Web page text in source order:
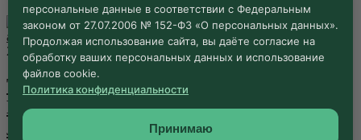
20.05.2026 ·
Театр крон и красок: яблони «Садов
Бэллы» для авторских сценариев
ландшафта
персональные данные в соответствии с Федеральным
законом от 27.07.2006 № 152-ФЗ «О персональных данных».
Продолжая использование сайта, вы даёте согласие на
обработку ваших персональных данных и использование
файлов cookie.
Политика конфиденциальности
Принимаю